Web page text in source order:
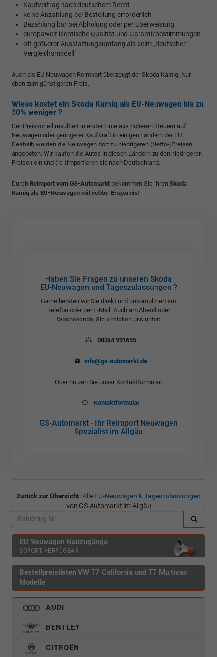
Kaufvertrag nach deutschem Recht
keine Anzahlung bei Bestellung erforderlich
Bezahlung bar bei Abholung oder per Überweisung
europaweit identische Qualität und Garantiebestimmungen
oft größerer Ausstattungsumfang als beim „deutschen“
Vergleichsmodell
Auch als EU-Neuwagen Reimport überzeugt der Skoda Kamiq. Nur
eben zum günstigeren Preis.
Wieso kostet ein Skoda Kamiq als EU-Neuwagen bis zu
30% weniger ?
Der Preisvorteil resultiert in erster Linie aus höheren Steuern auf
Neuwagen oder geringerer Kaufkraft in einigen Ländern der EU.
Deshalb werden die Neuwagen dort zu niedrigeren (Netto-)Preisen
angeboten. Wir kaufen die Autos in diesen Ländern zu den niedrigeren
Preisen ein und (re-)importieren sie nach Deutschland.
Durch Reimport vom GS-Automarkt bekommen Sie Ihren Skoda
Kamiq als EU-Neuwagen mit echter Ersparnis!
Haben Sie Fragen zu unseren Skoda
EU-Neuwagen und Tageszulassungen ?
Gerne beraten wir Sie direkt und unkompliziert am
Telefon oder per E-Mail. Auch am Abend oder
Wochenende. Sie erreichen uns unter:
08344 991655
info@gs-automarkt.de
Oder nutzen Sie unser Kontaktformular:
Kontaktformular
GS-Automarkt - Ihr Reimport Neuwagen
Spezialist im Allgäu
Zurück zur Übersicht:Alle EU-Neuwagen & Tageszulassungen
von GS-Automarkt im Allgäu
EU Neuwagen Neuzugänge
SOFORT VERFÜGBAR
Bestellpreislisten VW T7 California und T7 Multivan
Modelle
AUDI
BENTLEY
CITROËN